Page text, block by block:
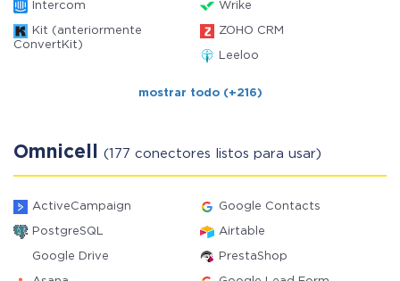
Intercom Wrike
Kit (anteriormente
ConvertKit)
ZOHO CRM
Leeloo
mostrar todo (+216)
Omnicell (177 conectores listos para usar)
ActiveCampaign Google Contacts
PostgreSQL Airtable
Google Drive PrestaShop